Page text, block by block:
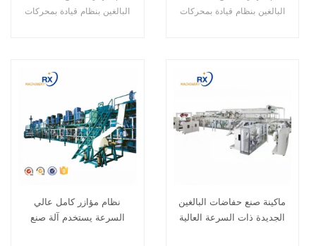
البالغين بنظام قيادة بمحركات
المورد
البالغين بنظام قيادة بمحركات
نظام مؤازر كامل عالي
السرعة يستخدم آلة صنع
ماكينة صنع حفاضات البالغين
الجديدة ذات السرعة العالية